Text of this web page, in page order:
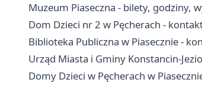
Muzeum Piaseczna - bilety, godziny,
Dom Dzieci nr 2 w Pęcherach -
Biblioteka Publiczna w Piasecznie -
Urząd Miasta i Gminy Konstancin-
Domy Dzieci w Pęcherach w